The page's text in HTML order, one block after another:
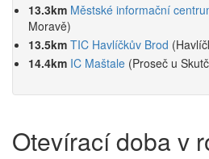
13.3km Městské informační
Moravě)
13.5km TIC Havlíčkův Brod
14.4km IC Maštale (Proseč u
Otevírací doba v